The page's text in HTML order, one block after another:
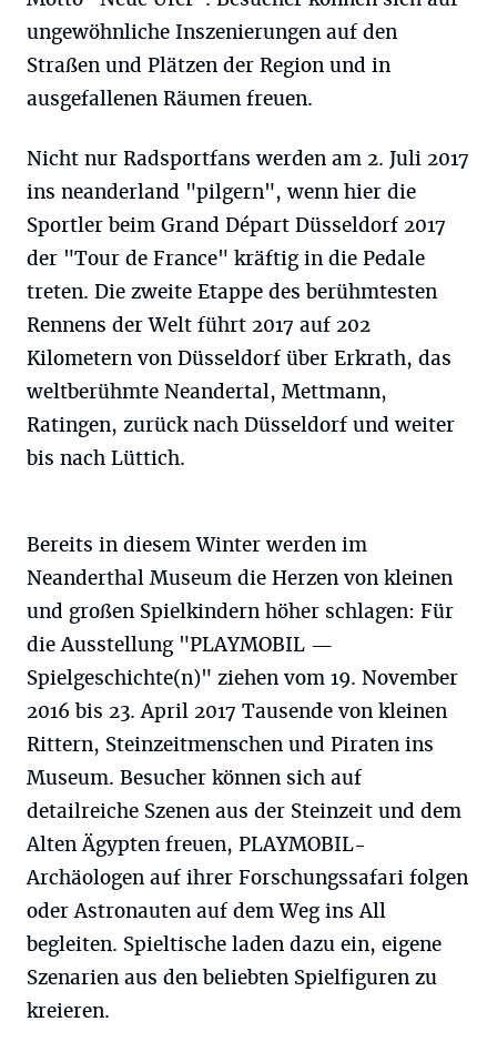
ungewöhnliche Inszenierungen auf den
Straßen und Plätzen der Region und in
ausgefallenen Räumen freuen.
Nicht nur Radsportfans werden am 2. Juli 2017
ins neanderland "pilgern", wenn hier die
Sportler beim Grand Départ Düsseldorf 2017
der "Tour de France" kräftig in die Pedale
treten. Die zweite Etappe des berühmtesten
Rennens der Welt führt 2017 auf 202
Kilometern von Düsseldorf über Erkrath, das
weltberühmte Neandertal, Mettmann,
Ratingen, zurück nach Düsseldorf und weiter
bis nach Lüttich.
Bereits in diesem Winter werden im
Neanderthal Museum die Herzen von kleinen
und großen Spielkindern höher schlagen: Für
die Ausstellung "PLAYMOBIL —
Spielgeschichte(n)" ziehen vom 19. November
2016 bis 23. April 2017 Tausende von kleinen
Rittern, Steinzeitmenschen und Piraten ins
Museum. Besucher können sich auf
detailreiche Szenen aus der Steinzeit und dem
Alten Ägypten freuen, PLAYMOBIL-
Archäologen auf ihrer Forschungssafari folgen
oder Astronauten auf dem Weg ins All
begleiten. Spieltische laden dazu ein, eigene
Szenarien aus den beliebten Spielfiguren zu
kreieren.